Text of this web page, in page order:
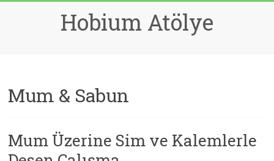
Hobium Atölye
Mum & Sabun
Mum Üzerine Sim ve Kalemlerle